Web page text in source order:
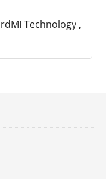
Technology ,